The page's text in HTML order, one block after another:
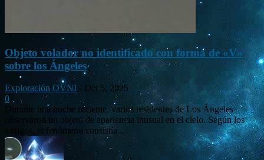
Objeto volador no identificado con forma de «V»
sobre los Ángeles
Exploración OVNI - Oct 5, 2025
0
Durante una noche reciente, varios residentes de Los Ángeles
observaron un objeto de apariencia inusual en el cielo. Según los
testigos, el fenómeno consistía...